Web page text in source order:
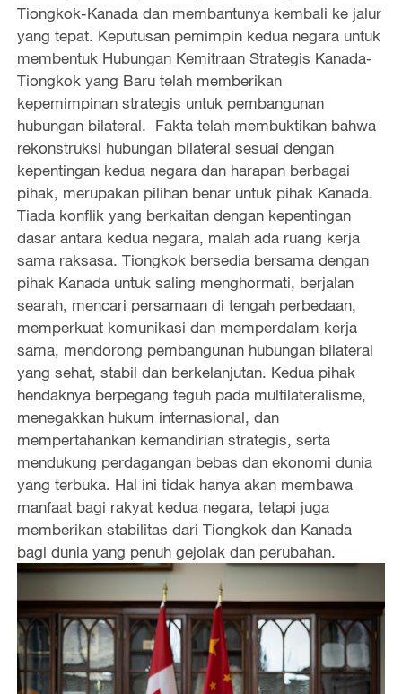
Tiongkok-Kanada dan membantunya kembali ke jalur
yang tepat. Keputusan pemimpin kedua negara untuk
membentuk Hubungan Kemitraan Strategis Kanada-
Tiongkok yang Baru telah memberikan
kepemimpinan strategis untuk pembangunan
hubungan bilateral. Fakta telah membuktikan bahwa
rekonstruksi hubungan bilateral sesuai dengan
kepentingan kedua negara dan harapan berbagai
pihak, merupakan pilihan benar untuk pihak Kanada.
Tiada konflik yang berkaitan dengan kepentingan
dasar antara kedua negara, malah ada ruang kerja
sama raksasa. Tiongkok bersedia bersama dengan
pihak Kanada untuk saling menghormati, berjalan
searah, mencari persamaan di tengah perbedaan,
memperkuat komunikasi dan memperdalam kerja
sama, mendorong pembangunan hubungan bilateral
yang sehat, stabil dan berkelanjutan. Kedua pihak
hendaknya berpegang teguh pada multilateralisme,
menegakkan hukum internasional, dan
mempertahankan kemandirian strategis, serta
mendukung perdagangan bebas dan ekonomi dunia
yang terbuka. Hal ini tidak hanya akan membawa
manfaat bagi rakyat kedua negara, tetapi juga
memberikan stabilitas dari Tiongkok dan Kanada
bagi dunia yang penuh gejolak dan perubahan.